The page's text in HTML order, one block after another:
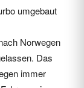
umgebaut
Norwegen
Das
immer